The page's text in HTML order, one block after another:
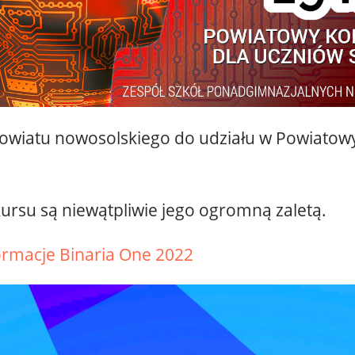
nowosolskiego do udziału w
są niewątpliwie jego ogromną zaletą.
Binaria One 2022